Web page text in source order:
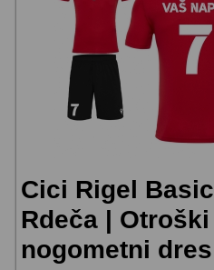
Cici Rigel Basic
Rdeča | Otroški
nogometni dres